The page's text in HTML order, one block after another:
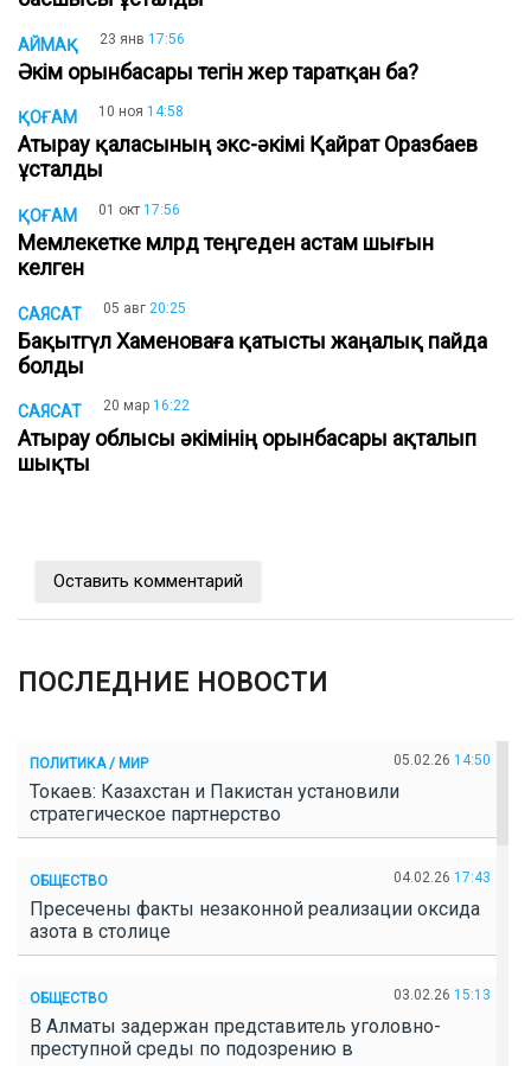
АЙМАҚ 23 янв 17:56
Әкім орынбасары тегін жер таратқан ба?
ҚОҒАМ 10 ноя 14:58
Атырау қаласының экс-әкімі Қайрат Оразбаев
ұсталды
ҚОҒАМ 01 окт 17:56
Мемлекетке млрд теңгеден астам шығын
келген
САЯСАТ 05 авг 20:25
Бақытгүл Хаменоваға қатысты жаңалық пайда
болды
САЯСАТ 20 мар 16:22
Атырау облысы әкімінің орынбасары ақталып
шықты
Оставить комментарий
ПОСЛЕДНИЕ НОВОСТИ
ПОЛИТИКА / МИР 05.02.26 14:50
Токаев: Казахстан и Пакистан установили
стратегическое партнерство
ОБЩЕСТВО 04.02.26 17:43
Пресечены факты незаконной реализации оксида
азота в столице
ОБЩЕСТВО 03.02.26 15:13
В Алматы задержан представитель уголовно-
преступной среды по подозрению в